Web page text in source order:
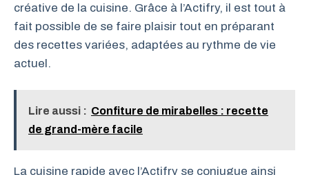
créative de la cuisine. Grâce à l’Actifry, il est tout à
fait possible de se faire plaisir tout en préparant
des recettes variées, adaptées au rythme de vie
actuel.
Lire aussi : Confiture de mirabelles : recette
de grand-mère facile
La cuisine rapide avec l’Actifry se conjugue ainsi